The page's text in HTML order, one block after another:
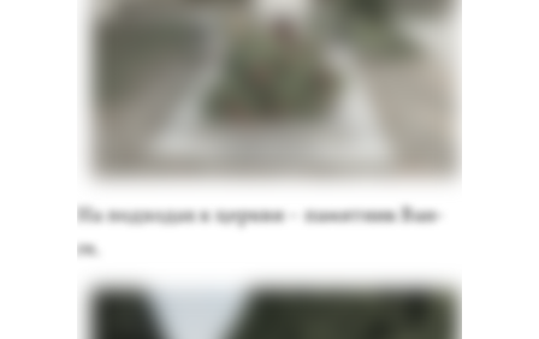
На под­хо­дах к цер­кви – па­мят­ник Ван­
ге.